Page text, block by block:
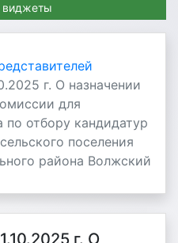
виджеты
г. О назначении
для
по отбору кандидатур
поселения
района Волжский
г. О